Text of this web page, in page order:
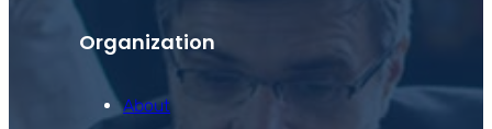
Organization
About